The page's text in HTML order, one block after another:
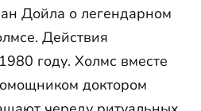
Дойла о легендарном
Действия
году. Холмс вместе
доктором